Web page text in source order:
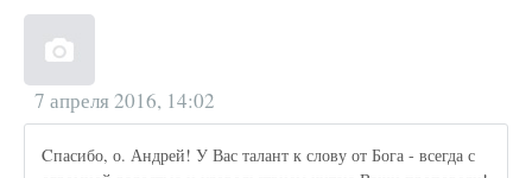
7 апреля 2016, 14:02
Cпасибо, о. Андрей! У Вас талант к слову от Бога - всегда с